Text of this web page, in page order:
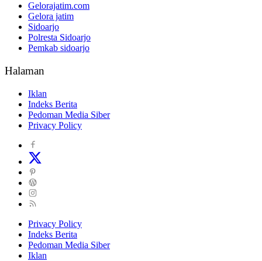
Gelorajatim.com
Gelora jatim
Sidoarjo
Polresta Sidoarjo
Pemkab sidoarjo
Halaman
Iklan
Indeks Berita
Pedoman Media Siber
Privacy Policy
Privacy Policy
Indeks Berita
Pedoman Media Siber
Iklan